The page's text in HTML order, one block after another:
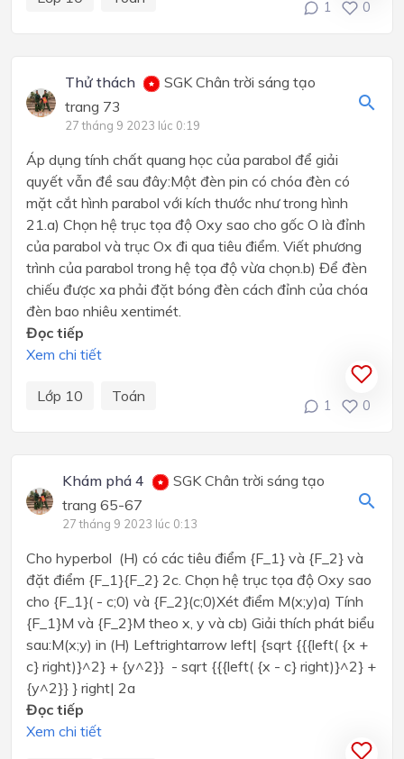
1 0
Thử thách
SGK Chân trời sáng tạo
trang 73
27 tháng 9 2023 lúc 0:19
Áp dụng tính chất quang học của parabol để giải
quyết vẫn đề sau đây:Một đèn pin có chóa đèn có
mặt cắt hình parabol với kích thước như trong hình
21.a) Chọn hệ trục tọa độ Oxy sao cho gốc O là đỉnh
của parabol và trục Ox đi qua tiêu điểm. Viết phương
trình của parabol trong hệ tọa độ vừa chọn.b) Để đèn
chiếu được xa phải đặt bóng đèn cách đỉnh của chóa
đèn bao nhiêu xentimét.
Đọc tiếp
Xem chi tiết
Lớp 10 Toán
1 0
Khám phá 4
SGK Chân trời sáng tạo
trang 65-67
27 tháng 9 2023 lúc 0:13
Cho hyperbol (H) có các tiêu điểm {F_1} và {F_2} và
đặt điểm {F_1}{F_2} 2c. Chọn hệ trục tọa độ Oxy sao
cho {F_1}( - c;0) và {F_2}(c;0)Xét điểm M(x;y)a) Tính
{F_1}M và {F_2}M theo x, y và cb) Giải thích phát biểu
sau:M(x;y) in (H) Leftrightarrow left| {sqrt {{{left( {x +
c} right)}^2} + {y^2}} - sqrt {{{left( {x - c} right)}^2} +
{y^2}} } right| 2a
Đọc tiếp
Xem chi tiết